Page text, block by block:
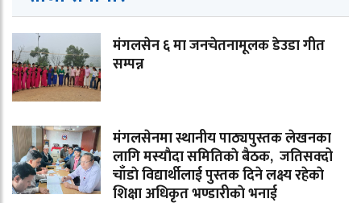
मंगलसेन ६ मा जनचेतनामूलक डेउडा गीत
सम्पन्न
मंगलसेनमा स्थानीय पाठ्यपुस्तक लेखनका
लागि मस्याैदा समितिकाे बैठक, जतिसक्दो
चाँडाे विद्यार्थीलाई पुस्तक दिने लक्ष्य रहेकाे
शिक्षा अधिकृत भण्डारीकाे भनाई